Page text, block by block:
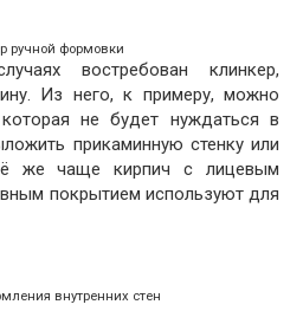
ручной формовки
востребован клинкер,
Из него, к примеру, можно
которая не будет нуждаться в
прикаминную стенку или
же чаще кирпич с лицевым
покрытием используют для
внутренних стен